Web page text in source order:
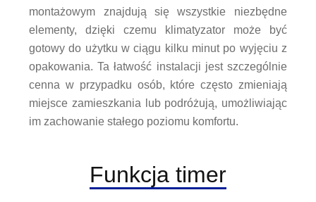
montażowym znajdują się wszystkie niezbędne
elementy, dzięki czemu klimatyzator może być
gotowy do użytku w ciągu kilku minut po wyjęciu z
opakowania. Ta łatwość instalacji jest szczególnie
cenna w przypadku osób, które często zmieniają
miejsce zamieszkania lub podróżują, umożliwiając
im zachowanie stałego poziomu komfortu.
Funkcja timer